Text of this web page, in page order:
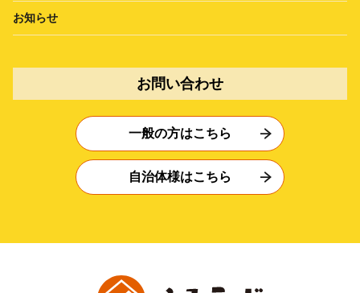
お知らせ
お問い合わせ
一般の方はこちら
自治体様はこちら